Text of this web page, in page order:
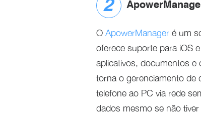
O ApowerManager é um
oferece suporte para iOS
aplicativos, documentos e
torna o gerenciamento de
telefone ao PC via rede
dados mesmo se não